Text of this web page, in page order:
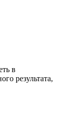
в
результата,